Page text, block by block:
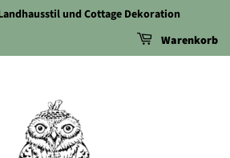
und Cottage Dekoration
Warenkorb